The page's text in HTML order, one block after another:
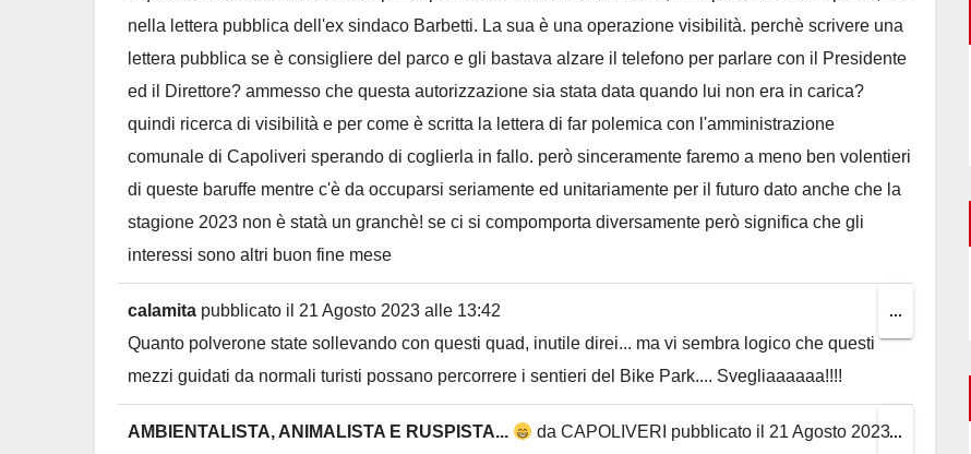
nella lettera pubblica dell'ex sindaco Barbetti. La sua è una operazione visibilità. perchè scrivere una
lettera pubblica se è consigliere del parco e gli bastava alzare il telefono per parlare con il Presidente
ed il Direttore? ammesso che questa autorizzazione sia stata data quando lui non era in carica?
quindi ricerca di visibilità e per come è scritta la lettera di far polemica con l'amministrazione
comunale di Capoliveri sperando di coglierla in fallo. però sinceramente faremo a meno ben volentieri
di queste baruffe mentre c'è da occuparsi seriamente ed unitariamente per il futuro dato anche che la
stagione 2023 non è statà un granchè! se ci si compomporta diversamente però significa che gli
interessi sono altri buon fine mese
metabox.
calamita pubblicato il 21 Agosto 2023 alle 13:42
Quanto polverone state sollevando con questi quad, inutile direi... ma vi sembra logico che questi
mezzi guidati da normali turisti possano percorrere i sentieri del Bike Park.... Svegliaaaaaa!!!!
...
this
metabox.
AMBIENTALISTA, ANIMALISTA E RUSPISTA... da CAPOLIVERI pubblicato il 21 Agosto 2023...